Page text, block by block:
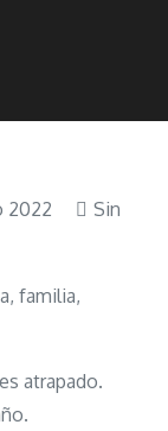
2022
Sin
familia,
atrapado.